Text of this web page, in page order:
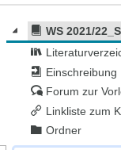
WS 2021/
Einschreibung
Forum zur
Linkliste zum
Ordner